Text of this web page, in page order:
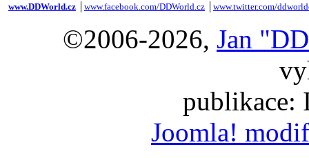
www.DDWorld.cz www.facebook.com/DDWorld.cz www.twitter.com/
©2006-2026, Jan
publikace:
Joomla!